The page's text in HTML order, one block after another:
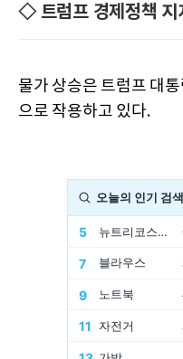
◇ 트럼프 경제정책 지
물가 상승은 트럼프 대
으로 작용하고 있다.